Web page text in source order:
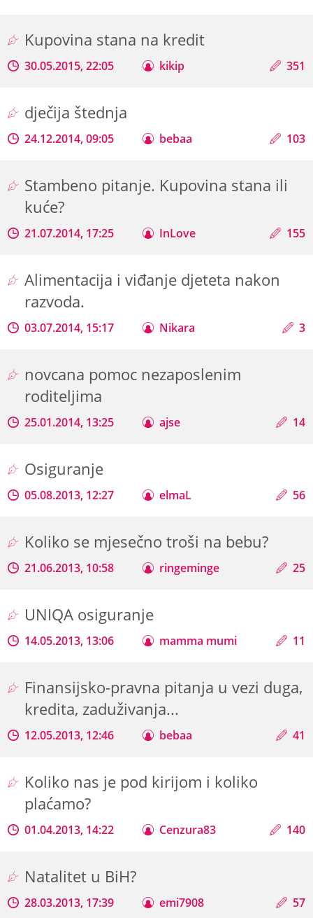
Kupovina stana na kredit
30.05.2015, 22:05 kikip 351
dječija štednja
24.12.2014, 09:05 bebaa 103
Stambeno pitanje. Kupovina stana ili
kuće?
21.07.2014, 17:25 InLove 155
Alimentacija i viđanje djeteta nakon
razvoda.
03.07.2014, 15:17 Nikara 3
novcana pomoc nezaposlenim
roditeljima
25.01.2014, 13:25 ajse 14
Osiguranje
05.08.2013, 12:27 elmaL 56
Koliko se mjesečno troši na bebu?
21.06.2013, 10:58 ringeminge 25
UNIQA osiguranje
14.05.2013, 13:06 mamma mumi 11
Finansijsko-pravna pitanja u vezi duga,
kredita, zaduživanja...
12.05.2013, 12:46 bebaa 41
Koliko nas je pod kirijom i koliko
plaćamo?
01.04.2013, 14:22 Cenzura83 140
Natalitet u BiH?
28.03.2013, 17:39 emi7908 57